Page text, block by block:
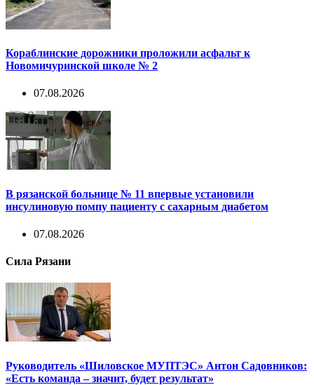
Кораблинские дорожники проложили асфальт к
Новомичуринской школе № 2
07.08.2026
В рязанской больнице № 11 впервые установили
инсулиновую помпу пациенту с сахарным диабетом
07.08.2026
Сила Рязани
Руководитель «Шиловское МУПТЭС» Антон Садовников:
«Есть команда – значит, будет результат»